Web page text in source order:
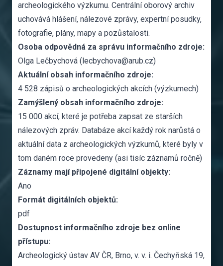
archeologického výzkumu. Centrální oborový archiv
uchovává hlášení, nálezové zprávy, expertní posudky,
fotografie, plány, mapy a pozůstalosti.
Osoba odpovědná za správu informačního zdroje:
Olga Lečbychová (lecbychova@arub.cz)
Aktuální obsah informačního zdroje:
4 528 zápisů o archeologických akcích (výzkumech)
Zamýšlený obsah informačního zdroje:
15 000 akcí, které je potřeba zapsat ze starších
nálezových zpráv. Databáze akcí každý rok narůstá o
aktuální data z archeologických výzkumů, které byly v
tom daném roce provedeny (asi tisíc záznamů ročně)
Záznamy mají připojené digitální objekty:
Ano
Formát digitálních objektů:
pdf
Dostupnost informačního zdroje bez online
přístupu:
Archeologický ústav AV ČR, Brno, v. v. i. Čechyňská 19,